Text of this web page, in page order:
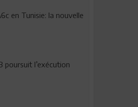
en Tunisie: la nouvelle
poursuit l’exécution